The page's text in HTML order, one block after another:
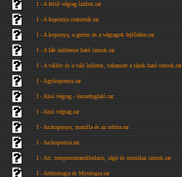
I - A felső végtag ízültei.rar
I - A koponya csatornái.rar
I - A koponya, a gerinc és a végtagok fejlődése.rar
I - A láb ízületeire ható izmok.rar
I - A vállöv és a váll ízületei, valamint a rájuk ható izmok.rar
I - Agykoponya.rar
I - Alsó végtag - összefoglaló.rar
I - Alsó végtag.rar
I - Arckoponya, maxilla és az orbita.rar
I - Arckoponya.rar
I - Art. temporomandibularis, rágó és mimikai izmok.rar
I - Arthrologia és Myologia.rar